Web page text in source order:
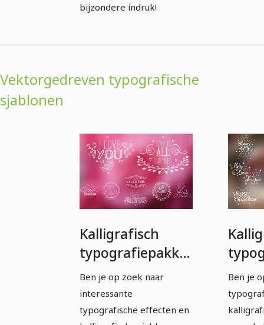
bijzondere indruk!
Vektorgedreven typografische
sjablonen
Kalligrafisch
typografiepakket
- gevectoriseerde
sjablonen -
Versie 01
Ben je op zoek naar
interessante
typografische effecten en
-
02
Ben je